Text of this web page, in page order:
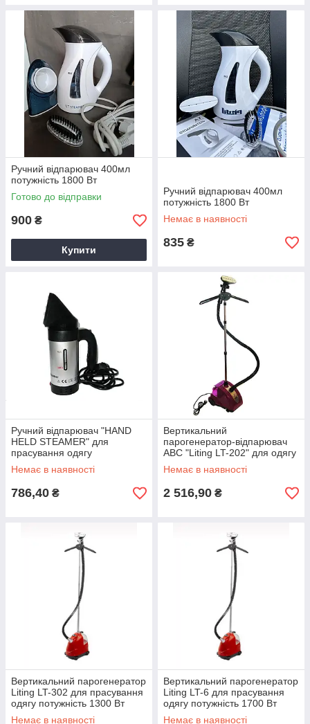
Ручний відпарювач 400мл
потужність 1800 Вт
Готово до відправки
900 ₴
Купити
Ручний відпарювач 400мл
потужність 1800 Вт
Немає в наявності
835 ₴
Ручний відпарювач "HAND
HELD STEAMER" для
прасування одягу
Немає в наявності
786,40 ₴
Вертикальний
парогенератор-відпарювач
ABC "Liting LT-202" для одягу
Немає в наявності
2 516,90 ₴
Вертикальний парогенератор
Liting LT-302 для прасування
одягу потужність 1300 Вт
Немає в наявності
Вертикальний парогенератор
Liting LT-6 для прасування
одягу потужність 1700 Вт
Немає в наявності